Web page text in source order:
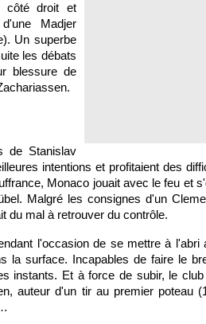
côté droit et
Madjer
Un superbe
les débats
blessure de
de Stanislav
intentions et profitaient des
Monaco jouait avec le feu et
Malgré les consignes d'un
du mal à retrouver du contrôle.
l'occasion de se mettre à l'abri
la surface. Incapables de faire le
instants. Et à force de subir, le
auteur d'un tir au premier poteau